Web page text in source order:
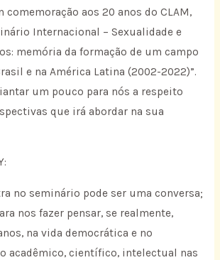
comemoração aos 20 anos do CLAM,
Internacional – Sexualidade e
memória da formação de um campo
e na América Latina (2002-2022)”.
um pouco para nós a respeito
que irá abordar na sua
no seminário pode ser uma conversa;
nos fazer pensar, se realmente,
na vida democrática e no
acadêmico, científico, intelectual nas